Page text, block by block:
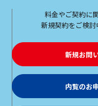
料金やご契約に
新規契約をご検
新規お問
内覧のお